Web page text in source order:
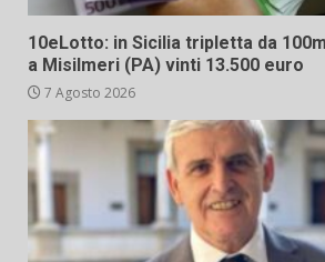
10eLotto: in Sicilia tripletta da
a Misilmeri (PA) vinti 13.500 euro
7 Agosto 2026